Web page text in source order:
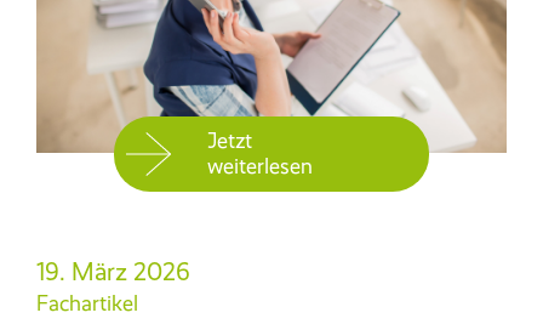
Jetzt
weiterlesen
19. März 2026
Fachartikel